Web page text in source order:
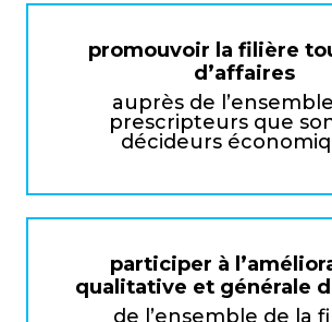
promouvoir la filière
d’affaires
auprès de
prescripteurs que
décideurs
participer à
qualitative et générale
de l’ensemble de la